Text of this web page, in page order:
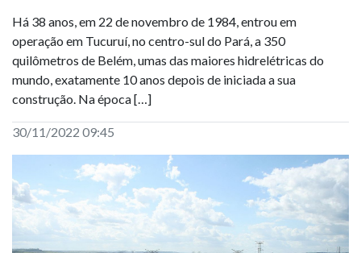
Há 38 anos, em 22 de novembro de 1984, entrou em
operação em Tucuruí, no centro-sul do Pará, a 350
quilômetros de Belém, umas das maiores hidrelétricas do
mundo, exatamente 10 anos depois de iniciada a sua
construção. Na época […]
30/11/2022 09:45